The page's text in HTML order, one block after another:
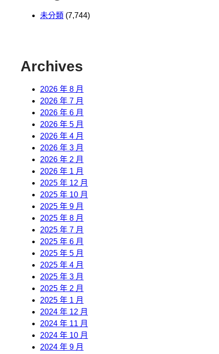
未分類 (7,744)
Archives
2026 年 8 月
2026 年 7 月
2026 年 6 月
2026 年 5 月
2026 年 4 月
2026 年 3 月
2026 年 2 月
2026 年 1 月
2025 年 12 月
2025 年 10 月
2025 年 9 月
2025 年 8 月
2025 年 7 月
2025 年 6 月
2025 年 5 月
2025 年 4 月
2025 年 3 月
2025 年 2 月
2025 年 1 月
2024 年 12 月
2024 年 11 月
2024 年 10 月
2024 年 9 月